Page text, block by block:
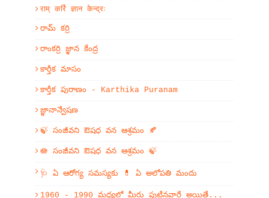
राम् कर्रि ज्ञान केन्द्रः
రామ్ కర్రి
రాంకర్రి జ్ఞాన కేంద్ర
కార్తీక మాసం
కార్తీక పురాణం - Karthika Puranam
జ్ఞానాన్వేషణ
🍃 సంజీవని ఔషధ వన ఆశ్రమం 🍂
🪷 సంజీవని ఔషధ వన ఆశ్రమం 🍃
🩺 ఏ ఆరోగ్య సమస్యకు 💊 ఏ అలోపతి మందు
1960 - 1990 మధ్యలో మీరు పుట్టినవారే అయితే...